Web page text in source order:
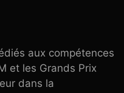
aux compétences
et les Grands Prix
dans la